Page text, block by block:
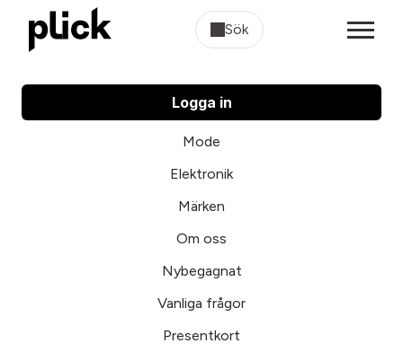
Sök
Logga in
Mode
Elektronik
Märken
Om oss
Nybegagnat
Vanliga frågor
Presentkort